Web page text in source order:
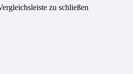
zu schließen